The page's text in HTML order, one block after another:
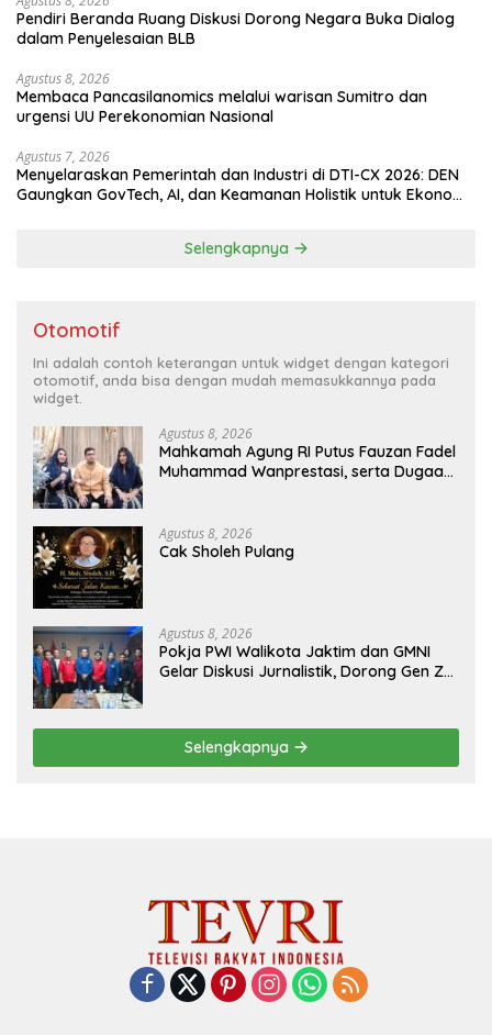
Pendiri Beranda Ruang Diskusi Dorong Negara Buka Dialog
dalam Penyelesaian BLB
Agustus 8, 2026
Membaca Pancasilanomics melalui warisan Sumitro dan
urgensi UU Perekonomian Nasional
Agustus 7, 2026
Menyelaraskan Pemerintah dan Industri di DTI-CX 2026: DEN
Gaungkan GovTech, AI, dan Keamanan Holistik untuk Ekonomi
Selengkapnya
Otomotif
Ini adalah contoh keterangan untuk widget dengan kategori
otomotif, anda bisa dengan mudah memasukkannya pada
widget.
Agustus 8, 2026
Mahkamah Agung RI Putus Fauzan Fadel
Muhammad Wanprestasi, serta Dugaan
Agustus 8, 2026
Cak Sholeh Pulang
Agustus 8, 2026
Pokja PWI Walikota Jaktim dan GMNI
Gelar Diskusi Jurnalistik, Dorong Gen Z
Selengkapnya